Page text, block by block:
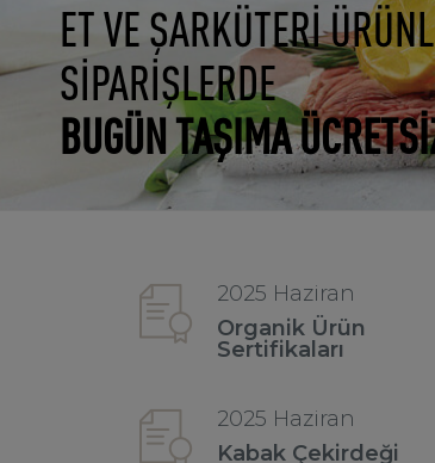
ET VE ŞARKÜTERİ
SİPARİŞLERDE
BUGÜN TAŞIMA
2025 Haziran
Organik Ürün
Sertifikaları
2025 Haziran
Kabak Çekirdeği